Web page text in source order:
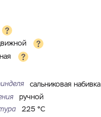
сальниковая набивка
ручной
225 °С